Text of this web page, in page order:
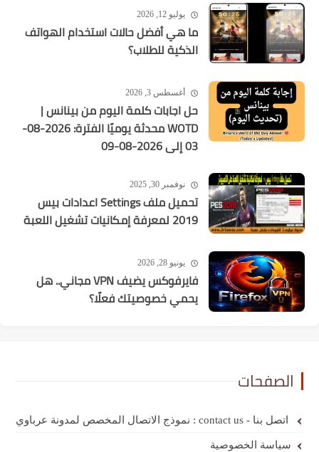
يوليو 12, 2026
ما هي أفضل حالات استخدام الهواتف
الذكية للطلاب؟
أغسطس 3, 2026
حل اجابات كلمة اليوم من بينانس |
WOTD محدثة يوميًا الفترة: 2026-08-
03 إلى 2026-08-09
نوفمبر 30, 2025
تحميل ملف Settings اعدادات بيس
2019 لمعرفة إمكانيات تشغيل اللعبة
يونيو 28, 2026
فايرفوكس يضيف VPN مجاني.. هل
يحمي خصوصيتك فعلًا؟
الصفحات
اتصل بنا - contact us : نموذج الاتصال المخصص لمدونة عرباوي
سياسة الخصوصية